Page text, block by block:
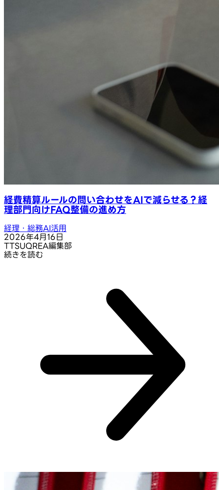
経費精算ルールの問い合わせをAIで減らせる？経
理部門向けFAQ整備の進め方
経理・総務AI活用
2026年4月16日
TTSUQREA編集部
続きを読む